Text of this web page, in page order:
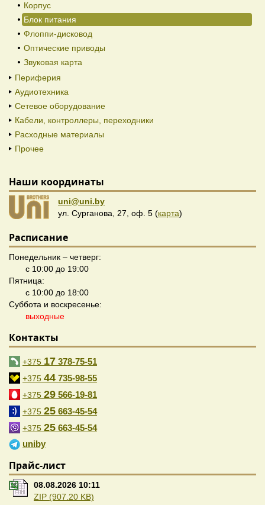
Корпус
Блок питания
Флоппи-дисковод
Оптические приводы
Звуковая карта
Периферия
Аудиотехника
Сетевое оборудование
Кабели, контроллеры, переходники
Расходные материалы
Прочее
Наши координаты
uni@uni.by
ул. Сурганова, 27, оф. 5 (карта)
Расписание
Понедельник – четверг:
с 10:00 до 19:00
Пятница:
с 10:00 до 18:00
Суббота и воскресенье:
выходные
Контакты
+375 17 378-75-51
+375 44 735-98-55
+375 29 566-19-81
+375 25 663-45-54
+375 25 663-45-54
uniby
Прайс-лист
08.08.2026 10:11
ZIP (907.20 KB)